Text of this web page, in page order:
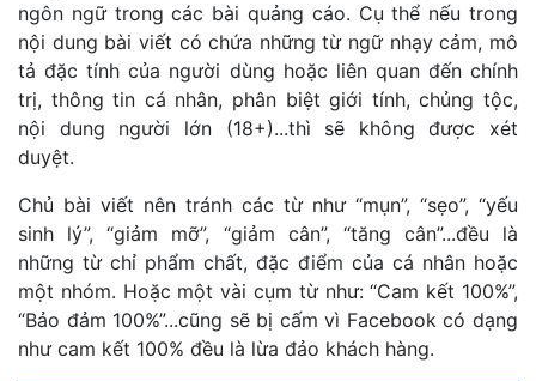
ngôn ngữ trong các bài quảng cáo. Cụ thể nếu trong
nội dung bài viết có chứa những từ ngữ nhạy cảm, mô
tả đặc tính của người dùng hoặc liên quan đến chính
trị, thông tin cá nhân, phân biệt giới tính, chủng tộc,
nội dung người lớn (18+)...thì sẽ không được xét
duyệt.
Chủ bài viết nên tránh các từ như “mụn”, “sẹo”, “yếu
sinh lý”, “giảm mỡ”, “giảm cân”, “tăng cân”...đều là
những từ chỉ phẩm chất, đặc điểm của cá nhân hoặc
một nhóm. Hoặc một vài cụm từ như: “Cam kết 100%”,
“Bảo đảm 100%”...cũng sẽ bị cấm vì Facebook có dạng
như cam kết 100% đều là lừa đảo khách hàng.